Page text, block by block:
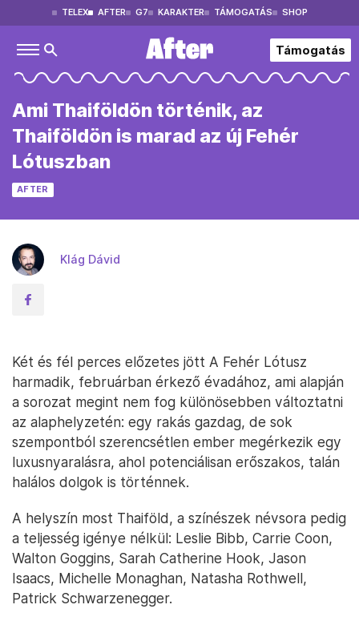
TELEX AFTER G7 KARAKTER TÁMOGATÁS SHOP
Támogatás
Ami Thaiföldön történik, az
Thaiföldön is marad az új Fehér
Lótuszban
AFTER
Klág Dávid
Két és fél perces előzetes jött A Fehér Lótusz
harmadik, februárban érkező évadához, ami alapján
a sorozat megint nem fog különösebben változtatni
az alaphelyzetén: egy rakás gazdag, de sok
szempontból szerencsétlen ember megérkezik egy
luxusnyaralásra, ahol potenciálisan erőszakos, talán
halálos dolgok is történnek.
A helyszín most Thaiföld, a színészek névsora pedig
a teljesség igénye nélkül: Leslie Bibb, Carrie Coon,
Walton Goggins, Sarah Catherine Hook, Jason
Isaacs, Michelle Monaghan, Natasha Rothwell,
Patrick Schwarzenegger.